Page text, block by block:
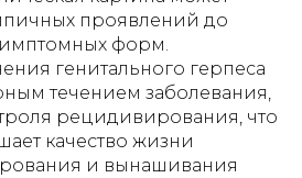
проявлений до
форм.
генитального герпеса
течением заболевания,
рецидивирования, что
качество жизни
и вынашивания